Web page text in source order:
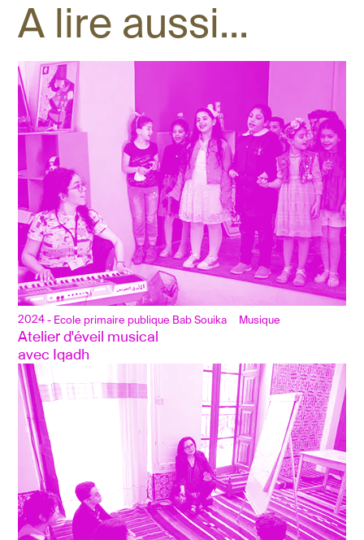
A lire aussi...
2024- Ecole primaire publique Bab Souika Musique
Atelier d'éveil musical
avec Iqadh